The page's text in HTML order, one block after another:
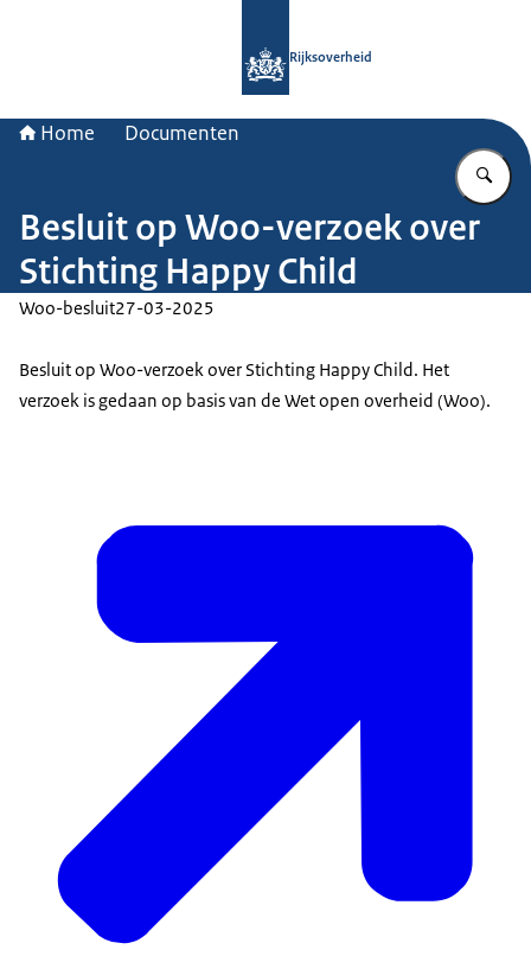
Rijksoverheid
Home Documenten
Besluit op Woo-verzoek over
Stichting Happy Child
Woo-besluit27-03-2025
Besluit op Woo-verzoek over Stichting Happy Child. Het
verzoek is gedaan op basis van de Wet open overheid (Woo).